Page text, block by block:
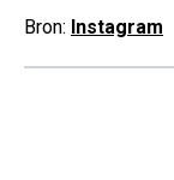
Bron: Instagram